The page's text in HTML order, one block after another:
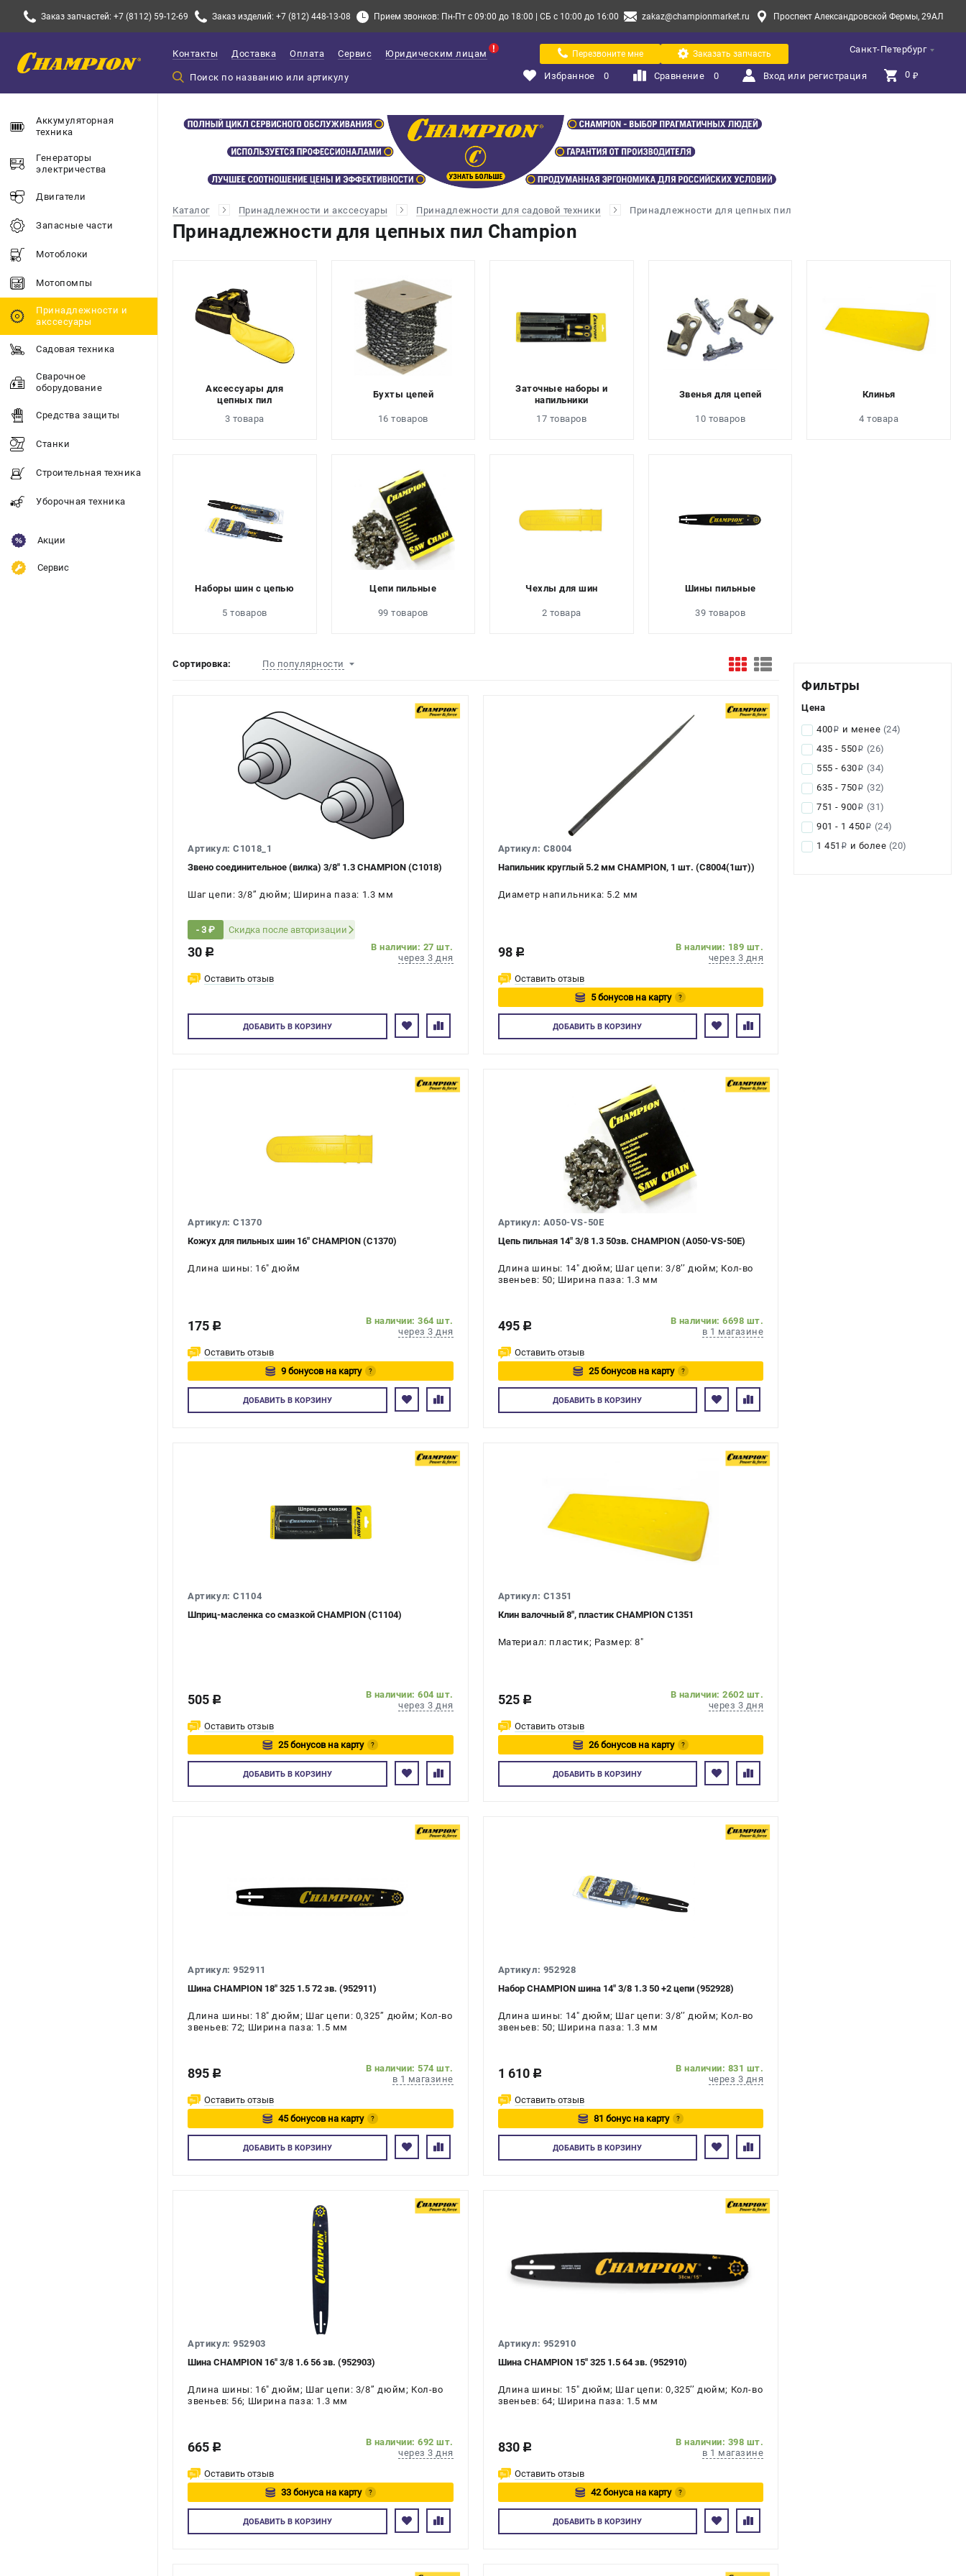
Заказ запчастей: +7 (8112) 59-12-69 Заказ изделий: +7 (812) 448-13-08 Прием звонков: Пн-Пт с 09:00 до 18:00 | СБ с 10:00 до 16:00 zakaz@championmarket.ru Проспект Александровской Фермы, 29АЛ
Санкт-Петербург
Контакты Доставка Оплата Сервис Юридическим лицам Перезвоните мне Заказать запчасть
Избранное 0 Сравнение 0 Вход или регистрация 0 ₽
Аккумуляторная
техника
Генераторы
электричества
Двигатели
Запасные части
Мотоблоки
Мотопомпы
Принадлежности и
акссесуары
Садовая техника
Сварочное
оборудование
Средства защиты
Станки
Строительная техника
Уборочная техника
Акции
Сервис
Каталог Принадлежности и акссесуары Принадлежности для садовой техники Принадлежности для цепных пил
Принадлежности для цепных пил Champion
Аксессуары для
цепных пил
3 товара
Бухты цепей
16 товаров
Заточные наборы и
напильники
17 товаров
Звенья для цепей
10 товаров
Клинья
4 товара
Наборы шин с цепью
5 товаров
Цепи пильные
99 товаров
Чехлы для шин
2 товара
Шины пильные
39 товаров
Сортировка: По популярности
Артикул: C1018_1
Звено соединительное (вилка) 3/8" 1.3 CHAMPION (C1018)
Шаг цепи: 3/8’’ дюйм; Ширина паза: 1.3 мм
- 3 ₽ Скидка после авторизации
30 c
В наличии: 27 шт.
через 3 дня
Оставить отзыв
ДОБАВИТЬВ КОРЗИНУ
Артикул: C8004
Напильник круглый 5.2 мм CHAMPION, 1 шт. (C8004(1шт))
Диаметр напильника: 5.2 мм
98 c
В наличии: 189 шт.
через 3 дня
Оставить отзыв
5 бонусов на карту
?
Авторизуйтесь
ДОБАВИТЬ В КОРЗИНУ
Артикул: C1370
Кожух для пильных шин 16" CHAMPION (C1370)
Длина шины: 16" дюйм
175 c
В наличии: 364 шт.
через 3 дня
Оставить отзыв
9 бонусов на карту
?
Авторизуйтесь
ДОБАВИТЬВ КОРЗИНУ
Артикул: A050-VS-50E
Цепь пильная 14" 3/8 1.3 50зв. CHAMPION (A050-VS-50E)
Длина шины: 14" дюйм; Шаг цепи: 3/8’’ дюйм; Кол-во
звеньев: 50; Ширина паза: 1.3 мм
495 c
В наличии: 6698 шт.
в 1 магазине
Оставить отзыв
25 бонусов на карту
?
Авторизуйтесь
ДОБАВИТЬ В КОРЗИНУ
Артикул: C1104
Шприц-масленка со смазкой CHAMPION (C1104)
505 c
В наличии: 604 шт.
через 3 дня
Оставить отзыв
25 бонусов на карту
?
Авторизуйтесь
ДОБАВИТЬВ КОРЗИНУ
Артикул: C1351
Клин валочный 8", пластик CHAMPION C1351
Материал: пластик; Размер: 8"
525 c
В наличии: 2602 шт.
через 3 дня
Оставить отзыв
26 бонусов на карту
?
Авторизуйтесь
ДОБАВИТЬ В КОРЗИНУ
Артикул: 952911
Шина CHAMPION 18" 325 1.5 72 зв. (952911)
Длина шины: 18" дюйм; Шаг цепи: 0,325’’ дюйм; Кол-во
звеньев: 72; Ширина паза: 1.5 мм
895 c
В наличии: 574 шт.
в 1 магазине
Оставить отзыв
45 бонусов на карту
?
Авторизуйтесь
ДОБАВИТЬВ КОРЗИНУ
Артикул: 952928
Набор CHAMPION шина 14" 3/8 1.3 50 +2 цепи (952928)
Длина шины: 14" дюйм; Шаг цепи: 3/8’’ дюйм; Кол-во
звеньев: 50; Ширина паза: 1.3 мм
1 610 c
В наличии: 831 шт.
через 3 дня
Оставить отзыв
81 бонус на карту
?
Авторизуйтесь
ДОБАВИТЬ В КОРЗИНУ
Артикул: 952903
Шина CHAMPION 16" 3/8 1.6 56 зв. (952903)
Длина шины: 16" дюйм; Шаг цепи: 3/8’’ дюйм; Кол-во
звеньев: 56; Ширина паза: 1.3 мм
665 c
В наличии: 692 шт.
через 3 дня
Оставить отзыв
33 бонуса на карту
?
Авторизуйтесь
ДОБАВИТЬВ КОРЗИНУ
Артикул: 952910
Шина CHAMPION 15" 325 1.5 64 зв. (952910)
Длина шины: 15" дюйм; Шаг цепи: 0,325’’ дюйм; Кол-во
звеньев: 64; Ширина паза: 1.5 мм
830 c
В наличии: 398 шт.
в 1 магазине
Оставить отзыв
42 бонуса на карту
?
Авторизуйтесь
ДОБАВИТЬ В КОРЗИНУ
Фильтры
Цена
400i и менее (24)
435 - 550i (26)
555 - 630i (34)
635 - 750i (32)
751 - 900i (31)
901 - 1 450i (24)
1 451 i и более (20)